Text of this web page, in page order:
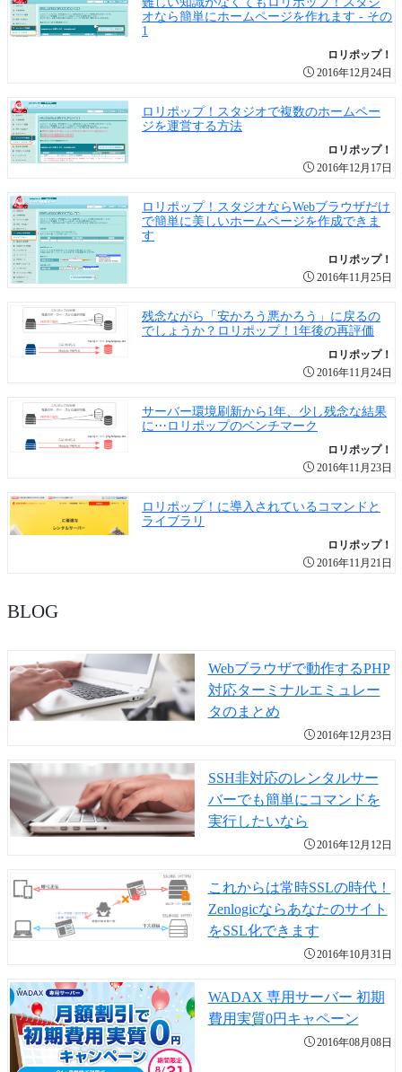
オなら簡単にホームページを作れます - その
1
ロリポップ！
2016年12月24日
ロリポップ！スタジオで複数のホームペー
ジを運営する方法
ロリポップ！
2016年12月17日
ロリポップ！スタジオならWebブラウザだけ
で簡単に美しいホームページを作成できま
す
ロリポップ！
2016年11月25日
残念ながら「安かろう悪かろう」に戻るの
でしょうか？ロリポップ！1年後の再評価
ロリポップ！
2016年11月24日
サーバー環境刷新から1年、少し残念な結果
に⋯ロリポップのベンチマーク
ロリポップ！
2016年11月23日
ロリポップ！に導入されているコマンドと
ライブラリ
ロリポップ！
2016年11月21日
BLOG
Webブラウザで動作するPHP
対応ターミナルエミュレー
タのまとめ
2016年12月23日
SSH非対応のレンタルサー
バーでも簡単にコマンドを
実行したいなら
2016年12月12日
これからは常時SSLの時代！
Zenlogicならあなたのサイト
をSSL化できます
2016年10月31日
WADAX 専用サーバー 初期
費用実質0円キャペーン
2016年08月08日